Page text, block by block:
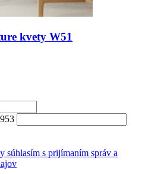
kvety W51
súhlasím s prijímaním správ a